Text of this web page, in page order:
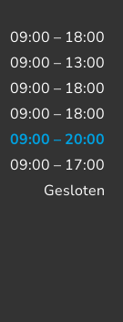
09:00 – 18:00
09:00 – 13:00
09:00 – 18:00
09:00 – 18:00
09:00 – 20:00
09:00 – 17:00
Gesloten